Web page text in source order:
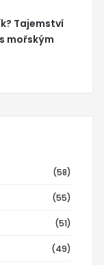
Tajemství
mořským
(58)
(55)
(51)
(49)